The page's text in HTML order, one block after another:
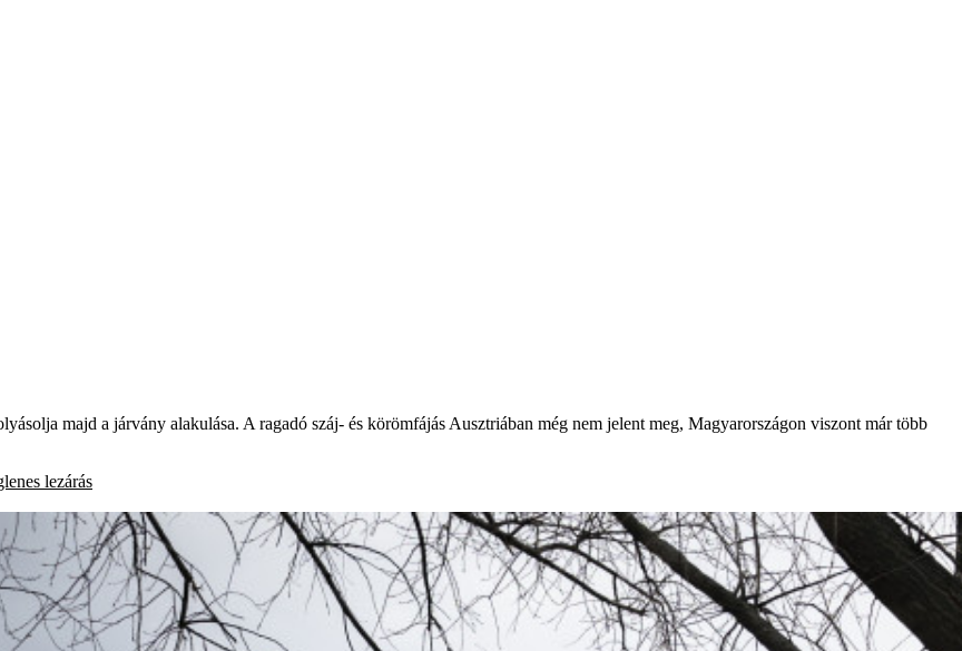
majd a járvány alakulása. A ragadó száj- és körömfájás Ausztriában még nem jelent meg, Magyarországon viszont már több
lezárás